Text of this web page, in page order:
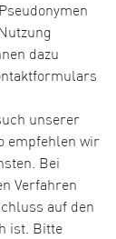
dazu
unserer
empfehlen wir
Bei
Verfahren
auf den
ist. Bitte